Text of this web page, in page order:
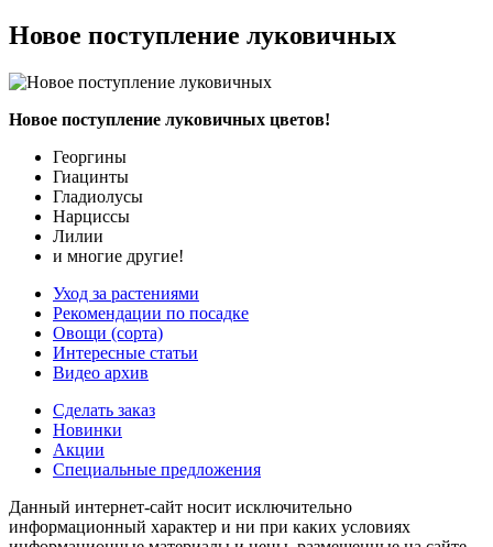
Новое поступление луковичных
Новое поступление луковичных цветов!
Георгины
Гиацинты
Гладиолусы
Нарциссы
Лилии
и многие другие!
Уход за растениями
Рекомендации по посадке
Овощи (сорта)
Интересные статьи
Видео архив
Сделать заказ
Новинки
Акции
Специальные предложения
Данный интернет-сайт носит исключительно
информационный характер и ни при каких условиях